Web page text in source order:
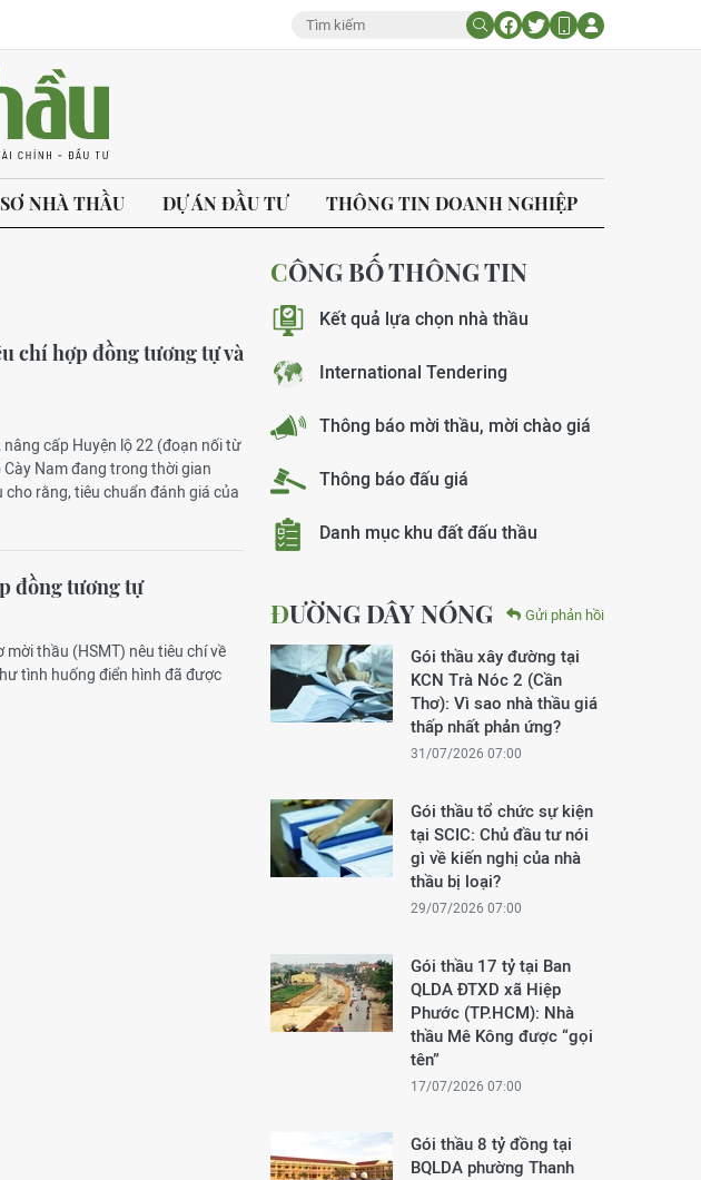
NHÀ THẦU DỰ ÁN ĐẦU TƯ THÔNG TIN DOANH NGHIỆP
chí hợp đồng tương tự và
cấp Huyện lộ 22 (đoạn nối từ
Nam đang trong thời gian
rằng, tiêu chuẩn đánh giá của
đồng tương tự
thầu (HSMT) nêu tiêu chí về
tình huống điển hình đã được
CÔNG BỐ THÔNG TIN
Kết quả lựa chọn nhà thầu
International Tendering
Thông báo mời thầu, mời chào giá
Thông báo đấu giá
Danh mục khu đất đấu thầu
ĐƯỜNG DÂY NÓNG Gửi phản hồi
Gói thầu xây đường tại
KCN Trà Nóc 2 (Cần
Thơ): Vì sao nhà thầu giá
thấp nhất phản ứng?
31/07/2026 07:00
Gói thầu tổ chức sự kiện
tại SCIC: Chủ đầu tư nói
gì về kiến nghị của nhà
thầu bị loại?
29/07/2026 07:00
Gói thầu 17 tỷ tại Ban
QLDA ĐTXD xã Hiệp
Phước (TP.HCM): Nhà
thầu Mê Kông được “gọi
tên”
17/07/2026 07:00
Gói thầu 8 tỷ đồng tại
BQLDA phường Thanh